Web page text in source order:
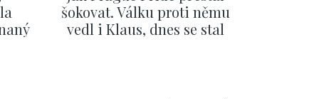
šokovat. Válku proti němu
vedl i Klaus, dnes se stal